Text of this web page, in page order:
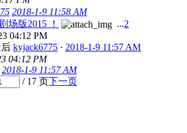
2018-1-9 11:58 AM
场版2015 ！
...2
04:12 PM
kyjack6775 · 2018-1-9 11:57 AM
04:12 PM
2018-1-9 11:57 AM
/ 17 页下一页